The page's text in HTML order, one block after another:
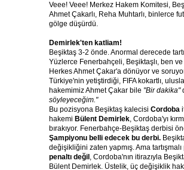
Veee! Veee! Merkez Hakem Komitesi,
Ahmet Çakarlı, Reha Muhtarlı, binlerce
gölge düşürdü.
Demirlek'ten katliam!
Beşiktaş 3-2 önde. Anormal derecede
Yüzlerce Fenerbahçeli, Beşiktaşlı, ben
Herkes Ahmet Çakar'a dönüyor ve
Türkiye'nin yetiştirdiği, FIFA kokartlı,
hakemimiz Ahmet Çakar bile "Bir dakika"
söyleyeceğim."
Bu pozisyona Beşiktaş kalecisi Cordoba
hakemi Bülent Demirlek, Cordoba'yı
bırakıyor. Fenerbahçe-Beşiktaş derbisi
Şampiyonu belli edecek bu derbi.
değişikliğini zaten yapmış. Ama
penaltı değil , Cordoba'nın itirazıyla
Bülent Demirlek. Üstelik, üç değişiklik